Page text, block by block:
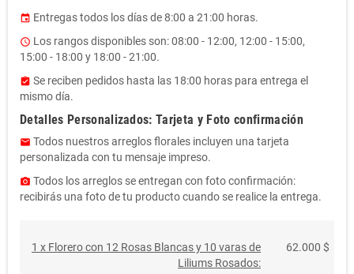
event Entregas todos los días de 8:00 a 21:00 horas.
access_time Los rangos disponibles son: 08:00 - 12:00, 12:00 - 15:00,
15:00 - 18:00 y 18:00 - 21:00.
assignment_turned_in Se reciben pedidos hasta las 18:00 horas para entrega el
mismo día.
Detalles Personalizados: Tarjeta y Foto confirmación
email Todos nuestros arreglos florales incluyen una tarjeta
personalizada con tu mensaje impreso.
photo_camera Todos los arreglos se entregan con foto confirmación:
recibirás una foto de tu producto cuando se realice la entrega.
1 x Florero con 12 Rosas Blancas y 10 varas de
Liliums Rosados:
62.000 $